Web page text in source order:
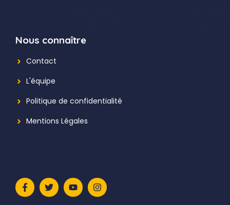
Nous connaître
Contact
L'équipe
Politique de confidentialité
Mentions Légales